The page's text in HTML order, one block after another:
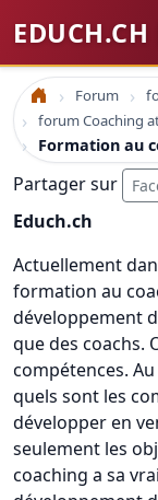
EDUCH.CH
Accueil Forum
Formation au
Partager sur
Educh.ch
Actuellement
formation au
développement
que des coachs.
compétences.
quels sont les
développer en
seulement les
coaching a sa